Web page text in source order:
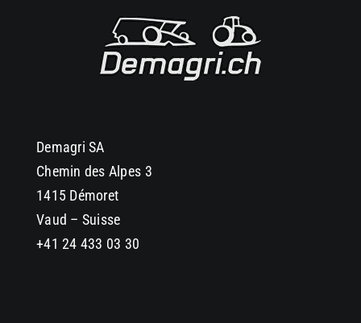
Demagri SA
Chemin des Alpes 3
1415 Démoret
Vaud – Suisse
+41 24 433 03 30